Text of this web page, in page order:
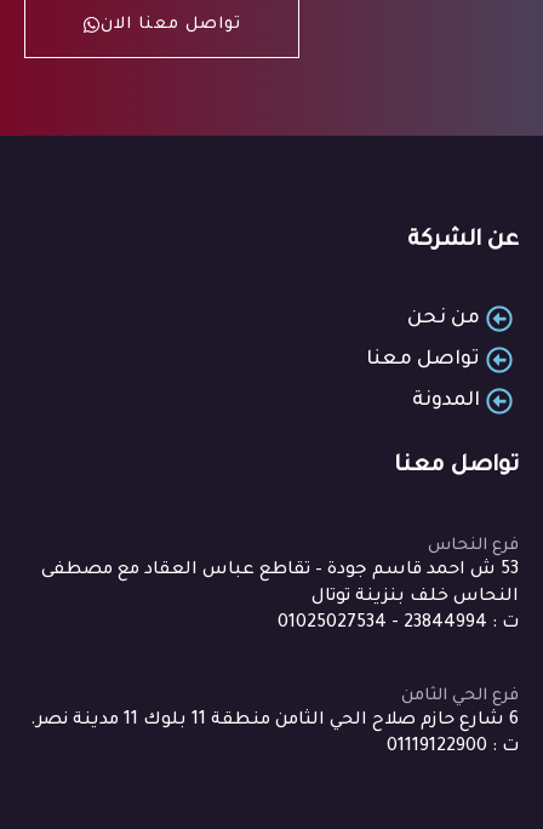
تواصل معنا الان
عن الشركة
من نحن
تواصل معنا
المدونة
تواصل معنا
فرع النحاس
53 ش احمد قاسم جودة – تقاطع عباس العقاد مع مصطفى
النحاس خلف بنزينة توتال
ت : 23844994 - 01025027534
فرع الحي الثامن
6 شارع حازم صلاح الحي الثامن منطقة 11 بلوك 11 مدينة نصر.
ت : 01119122900